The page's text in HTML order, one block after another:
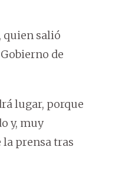
quien salió
de
lugar, porque
y, muy
prensa tras